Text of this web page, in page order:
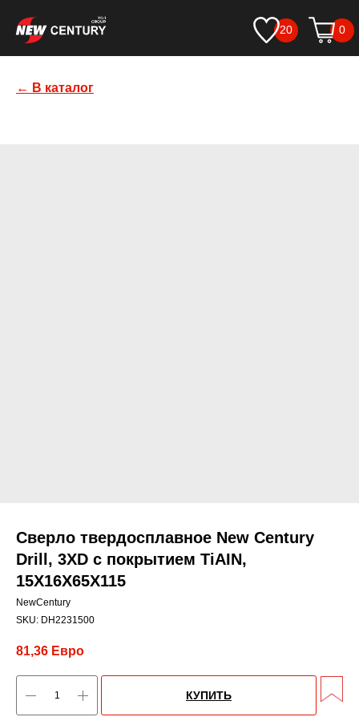
0
20
← В каталог
Сверло твердосплавное New Century
Drill, 3XD с покрытием TiАIN,
15X16X65X115
NewCentury
SKU: DH2231500
81,36 Евро
КУПИТЬ